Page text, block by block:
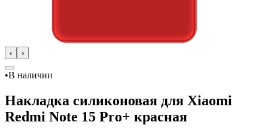
‹ ›
•В наличии
Накладка силиконовая для Xiaomi
Redmi Note 15 Pro+ красная